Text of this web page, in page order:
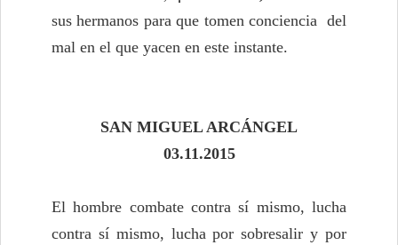
sus hermanos para que tomen conciencia del
mal en el que yacen en este instante.
SAN MIGUEL ARCÁNGEL
03.11.2015
El hombre combate contra sí mismo, lucha
contra sí mismo, lucha por sobresalir y por